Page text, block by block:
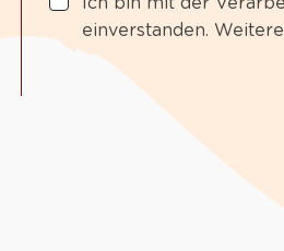
einverstanden.